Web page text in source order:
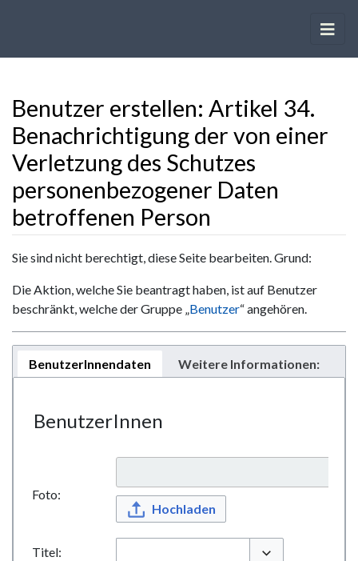
Benutzer erstellen: Artikel 34.
Benachrichtigung der von einer
Verletzung des Schutzes
personenbezogener Daten
betroffenen Person
Wechseln zu: Navigation ,Suche
Sie sind nicht berechtigt, diese Seite bearbeiten. Grund:
Die Aktion, welche Sie beantragt haben, ist auf Benutzer
beschränkt, welche der Gruppe „Benutzer“ angehören.
BenutzerInnendaten Weitere Informationen:
BenutzerInnen
Foto:
Hochladen
Titel: